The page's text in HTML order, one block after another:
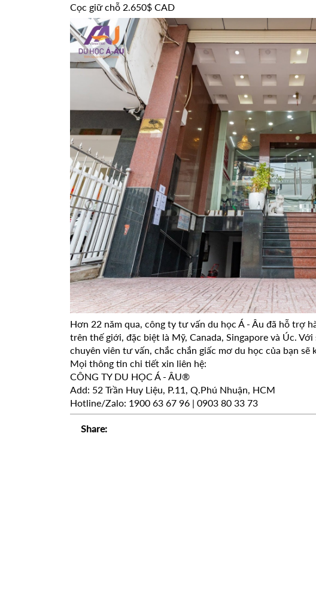
Cọc giữ chỗ 2.650$ CAD
Hơn 22 năm qua, công ty tư vấn du học Á - Âu đã hỗ trợ
trên thế giới, đặc biệt là Mỹ, Canada, Singapore và Úc.
chuyên viên tư vấn, chắc chắn giấc mơ du học của bạn sẽ
Mọi thông tin chi tiết xin liên hệ:
CÔNG TY DU HỌC Á - ÂU®
Add: 52 Trần Huy Liệu, P.11, Q.Phú Nhuận, HCM
Hotline/Zalo: 1900 63 67 96 | 0903 80 33 73
Share: